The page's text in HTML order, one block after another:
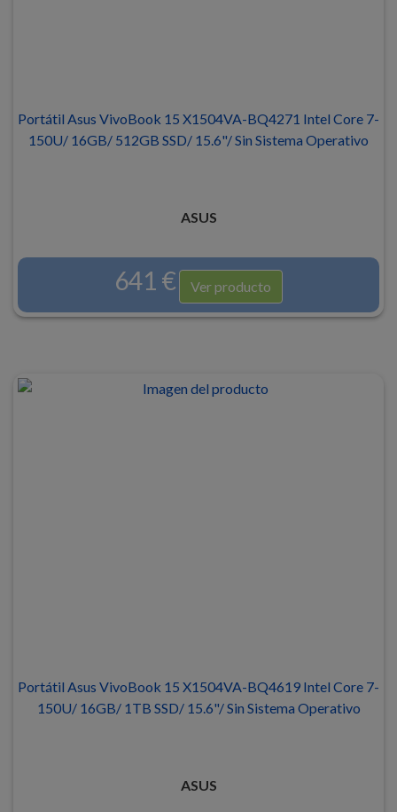
Portátil Asus VivoBook 15 X1504VA-BQ4271 Intel Core 7-
150U/ 16GB/ 512GB SSD/ 15.6"/ Sin Sistema Operativo
ASUS
641 € Ver producto
Portátil Asus VivoBook 15 X1504VA-BQ4619 Intel Core 7-
150U/ 16GB/ 1TB SSD/ 15.6"/ Sin Sistema Operativo
ASUS